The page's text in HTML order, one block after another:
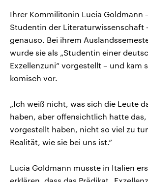
Ihrer Kommilitonin Lucia Goldmann
Studentin der Literaturwissenschaft
genauso. Bei ihrem
wurde sie als „Studentin einer
Exzellenzuni“ vorgestellt – und kam
komisch vor.
„Ich weiß nicht, was sich die Leute
haben, aber offensichtlich hatte das,
vorgestellt haben, nicht so viel zu
Realität, wie sie bei uns ist.“
Lucia Goldmann musste in Italien